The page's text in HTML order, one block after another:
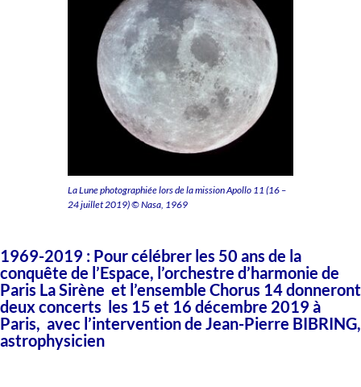
La Lune photographiée lors de la mission Apollo 11 (16 –
24 juillet 2019) © Nasa, 1969
1969-2019 : Pour célébrer les 50 ans de la
conquête de l’Espace, l’orchestre d’harmonie de
Paris La Sirène et l’ensemble Chorus 14donneront
deux concerts les 15 et 16 décembre 2019 à
Paris, avec l’intervention de Jean-Pierre BIBRING,
astrophysicien